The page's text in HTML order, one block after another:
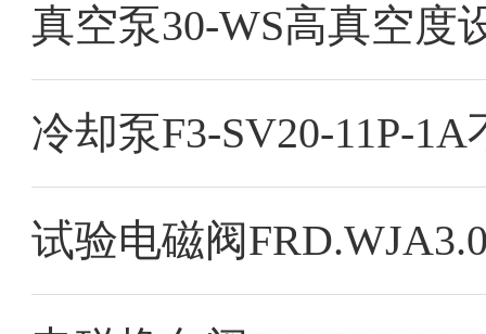
真空泵30-WS高真空度
冷却泵F3-SV20-11P-
试验电磁阀